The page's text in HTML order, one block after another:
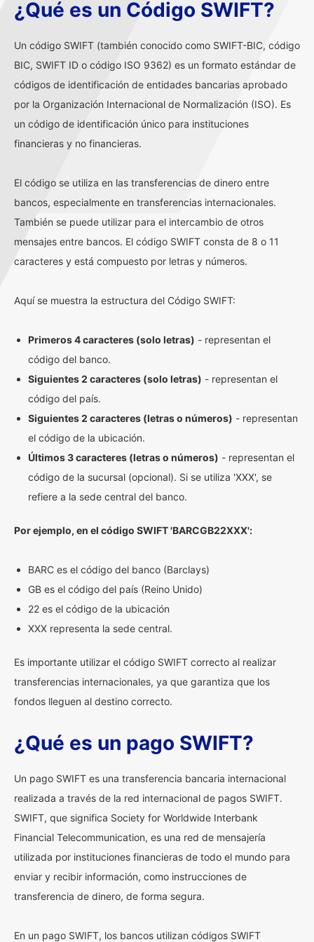
¿Qué es un Código SWIFT?
Un código SWIFT (también conocido como SWIFT-BIC, código
BIC, SWIFT ID o código ISO 9362) es un formato estándar de
códigos de identificación de entidades bancarias aprobado
por la Organización Internacional de Normalización (ISO). Es
un código de identificación único para instituciones
financieras y no financieras.
El código se utiliza en las transferencias de dinero entre
bancos, especialmente en transferencias internacionales.
También se puede utilizar para el intercambio de otros
mensajes entre bancos. El código SWIFT consta de 8 o 11
caracteres y está compuesto por letras y números.
Aquí se muestra la estructura del Código SWIFT:
Primeros 4 caracteres (solo letras) - representan el
código del banco.
Siguientes 2 caracteres (solo letras) - representan el
código del país.
Siguientes 2 caracteres (letras o números) - representan
el código de la ubicación.
Últimos 3 caracteres (letras o números) - representan el
código de la sucursal (opcional). Si se utiliza 'XXX', se
refiere a la sede central del banco.
Por ejemplo, en el código SWIFT 'BARCGB22XXX':
BARC es el código del banco (Barclays)
GB es el código del país (Reino Unido)
22 es el código de la ubicación
XXX representa la sede central.
Es importante utilizar el código SWIFT correcto al realizar
transferencias internacionales, ya que garantiza que los
fondos lleguen al destino correcto.
¿Qué es un pago SWIFT?
Un pago SWIFT es una transferencia bancaria internacional
realizada a través de la red internacional de pagos SWIFT.
SWIFT, que significa Society for Worldwide Interbank
Financial Telecommunication, es una red de mensajería
utilizada por instituciones financieras de todo el mundo para
enviar y recibir información, como instrucciones de
transferencia de dinero, de forma segura.
En un pago SWIFT, los bancos utilizan códigos SWIFT